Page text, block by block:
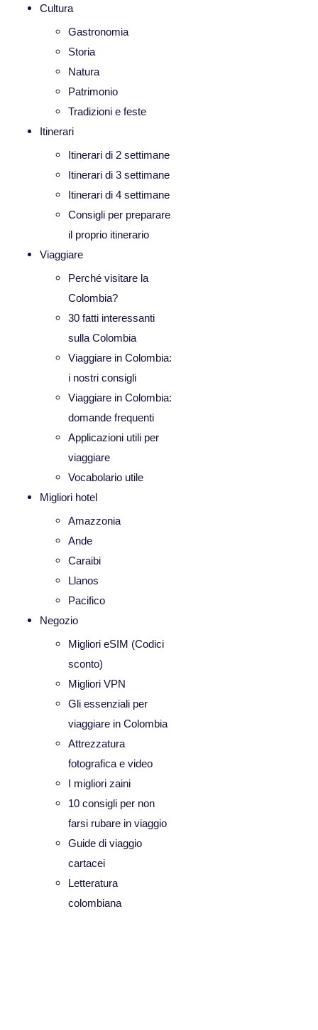
Cultura
Gastronomia
Storia
Natura
Patrimonio
Tradizioni e feste
Itinerari
Itinerari di 2 settimane
Itinerari di 3 settimane
Itinerari di 4 settimane
Consigli per preparare
il proprio itinerario
Viaggiare
Perché visitare la
Colombia?
30 fatti interessanti
sulla Colombia
Viaggiare in Colombia:
i nostri consigli
Viaggiare in Colombia:
domande frequenti
Applicazioni utili per
viaggiare
Vocabolario utile
Migliori hotel
Amazzonia
Ande
Caraibi
Llanos
Pacifico
Negozio
Migliori eSIM (Codici
sconto)
Migliori VPN
Gli essenziali per
viaggiare in Colombia
Attrezzatura
fotografica e video
I migliori zaini
10 consigli per non
farsi rubare in viaggio
Guide di viaggio
cartacei
Letteratura
colombiana